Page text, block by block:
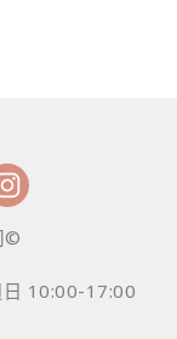
©
10:00-17:00